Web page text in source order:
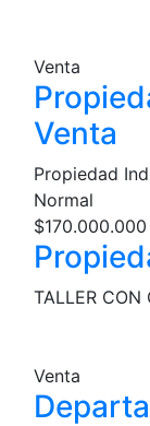
Venta
Venta
Propiedad
Normal
$170.000.000
TALLER CON
Venta